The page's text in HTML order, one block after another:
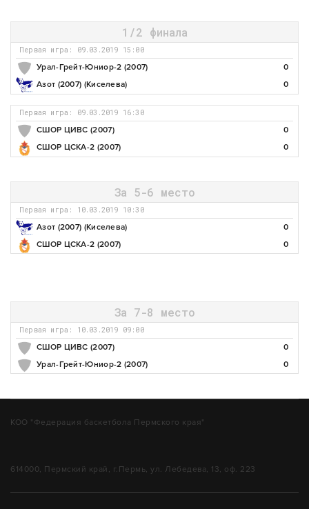
1/2 финала
Первая игра: 09.03.2019 15:00
Урал-Грейт-Юниор-2 (2007)
0
Азот (2007) (Киселева)
0
Первая игра: 09.03.2019 16:30
СШОР ЦИВС (2007)
0
СШОР ЦСКА-2 (2007)
0
За 5-6 место
Первая игра: 10.03.2019 10:30
Азот (2007) (Киселева)
0
СШОР ЦСКА-2 (2007)
0
За 7-8 место
Первая игра: 10.03.2019 09:00
СШОР ЦИВС (2007)
0
Урал-Грейт-Юниор-2 (2007)
0
КОО "Федерация баскетбола Пермского края"
614000, Пермский край, г.Пермь, ул. Лебедева, 13, оф. 223